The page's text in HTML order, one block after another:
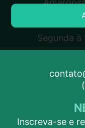
Segunda
Inscreva-se e